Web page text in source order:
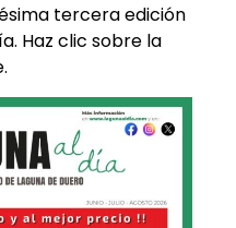
tercera edición
Haz clic sobre la